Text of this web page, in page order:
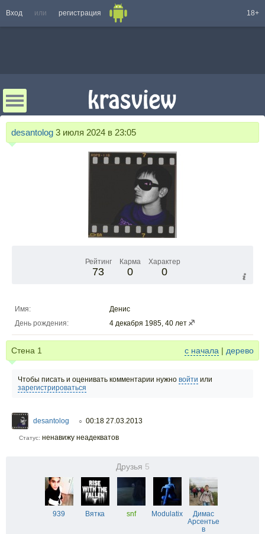
Вход или регистрация 18+
desantolog 3 июля 2024 в 23:05
Рейтинг
73
Карма
0
Характер
0
Имя:
Денис
День рождения:
4 декабря 1985, 40 лет
Стена 1 с начала | дерево
Чтобы писать и оценивать комментарии нужно войти или
зарегистрироваться
desantolog ○ 00:18 27.03.2013
Статус: ненавижу неадекватов
Друзья 5
939 Вятка snf Modulatix
Димас
Арсентье
в